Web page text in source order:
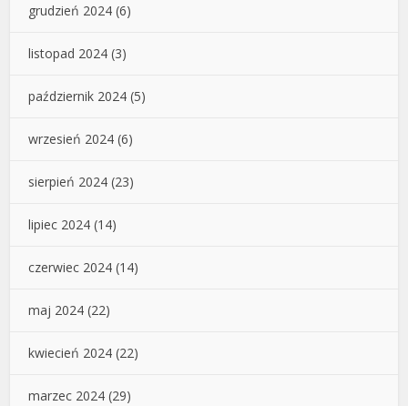
grudzień 2024 (6)
listopad 2024 (3)
październik 2024 (5)
wrzesień 2024 (6)
sierpień 2024 (23)
lipiec 2024 (14)
czerwiec 2024 (14)
maj 2024 (22)
kwiecień 2024 (22)
marzec 2024 (29)